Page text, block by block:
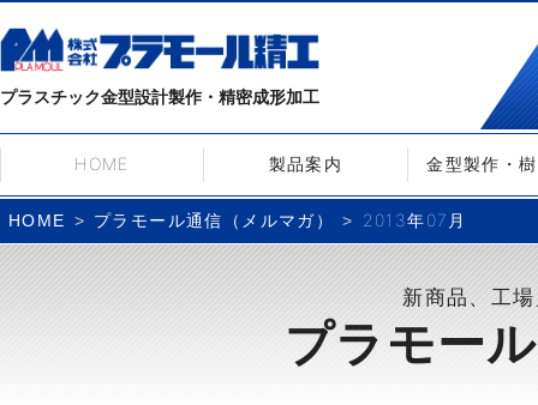
プラスチック金型設計製作・精密成形加工
HOME 製品案内 金型製作・
HOME プラモール通信（メルマガ） 2013年07月
新商品、工
プラモー